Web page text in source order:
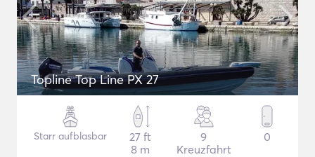
Topline Top Line PX 27
Starr aufblasbar
27 ft
8 m
9
Kreuzfahrt
0